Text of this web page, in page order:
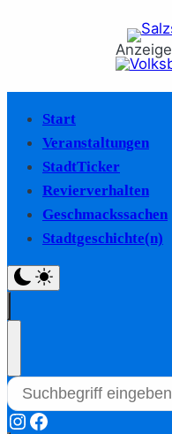
Anzeige
Start
Veranstaltungen
StadtTicker
Revierverhalten
Geschmackssachen
Stadtgeschichte(n)
Instagram
Facebook